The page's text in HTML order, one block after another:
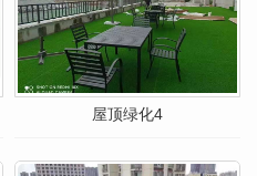
屋顶绿化4